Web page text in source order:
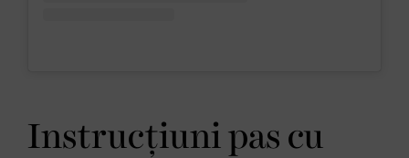
Instrucțiuni pas cu